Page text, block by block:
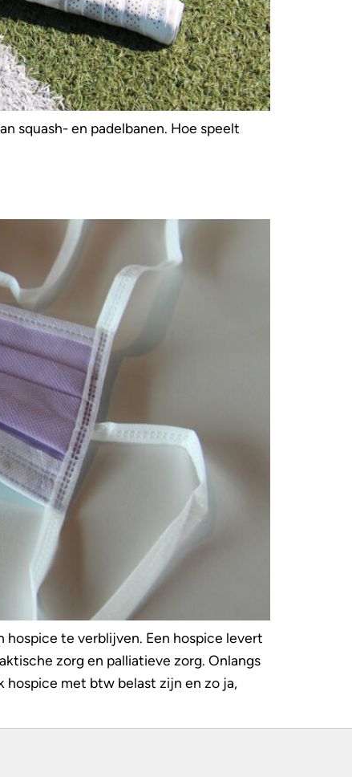
squash- en padelbanen. Hoe speelt
hospice te verblijven. Een hospice levert
zorg en palliatieve zorg. Onlangs
met btw belast zijn en zo ja,